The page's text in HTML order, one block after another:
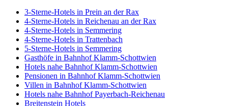
3-Sterne-Hotels in Prein an der Rax
4-Sterne-Hotels in Reichenau an der Rax
4-Sterne-Hotels in Semmering
4-Sterne-Hotels in Trattenbach
5-Sterne-Hotels in Semmering
Gasthöfe in Bahnhof Klamm-Schottwien
Hotels nahe Bahnhof Klamm-Schottwien
Pensionen in Bahnhof Klamm-Schottwien
Villen in Bahnhof Klamm-Schottwien
Hotels nahe Bahnhof Payerbach-Reichenau
Breitenstein Hotels